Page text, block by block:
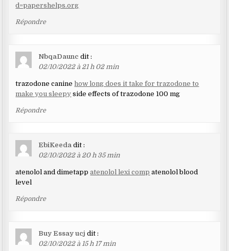
d=papershelps.org
Répondre
NbqaDaunc dit :
02/10/2022 à 21 h 02 min
trazodone caninehow long does it take for trazodone to
make you sleepy side effects of trazodone 100 mg
Répondre
EbiKeeda dit :
02/10/2022 à 20 h 35 min
atenolol and dimetappatenolol lexi comp atenolol blood
level
Répondre
Buy Essay ucj dit :
02/10/2022 à 15 h 17 min